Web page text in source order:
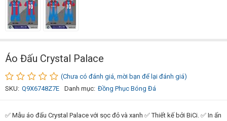
Áo Đấu Crystal Palace
(Chưa có đánh giá, mời bạn để lại đánh giá)
SKU: Q9X6748Z7E Danh mục: Đồng Phục Bóng Đá
✅ Mẫu áo đấu Crystal Palace với sọc đỏ và xanh ✅ Thiết kế bởi BiCi. ✅ In ấn